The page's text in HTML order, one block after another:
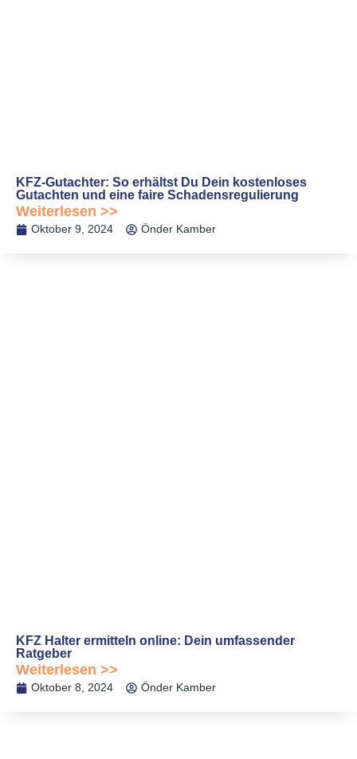
KFZ-Gutachter: So erhältst Du Dein kostenloses
Gutachten und eine faire Schadensregulierung
Weiterlesen >>
Oktober 9, 2024 Önder Kamber
KFZ Halter ermitteln online: Dein umfassender
Ratgeber
Weiterlesen >>
Oktober 8, 2024 Önder Kamber